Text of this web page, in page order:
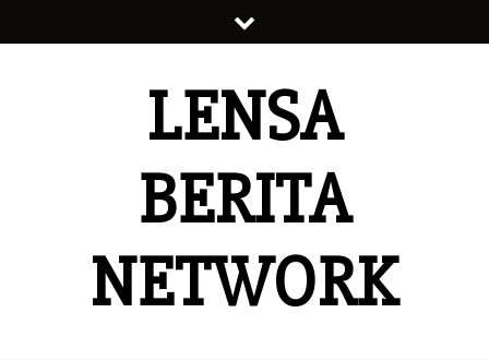
to
LENSA
BERITA
NETWORK